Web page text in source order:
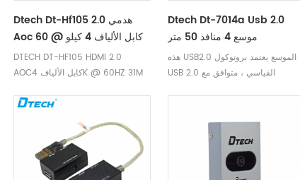
Dtech Dt-Hf105 هدمي 2.0
Aoc كابل الألياف 4 كيلو @ 60
هرتز 31 متر
DTECH DT-HF105 HDMI 2.0
AOCكابل الألياف 4K @ 60HZ 31M
Dtech Dt-7014a Usb 2.0
موسع 4 منافذ 50 متر
هذه USB2.0 الموسع يعتمد بروتوكول
USB 2.0 القياسي ، متوافق مع